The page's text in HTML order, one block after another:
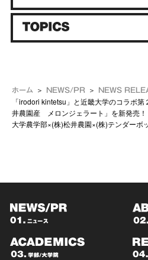
ホーム NEWS/PR NEWS
「irodori kintetsu」と近畿大学のコラ
井農園産 メロンジェラート」を新発売
大学農学部×(株)松井農園×(株)テンダーボ